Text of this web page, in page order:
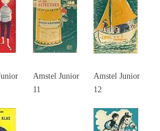
Amstel Junior
11
Amstel Junior
12